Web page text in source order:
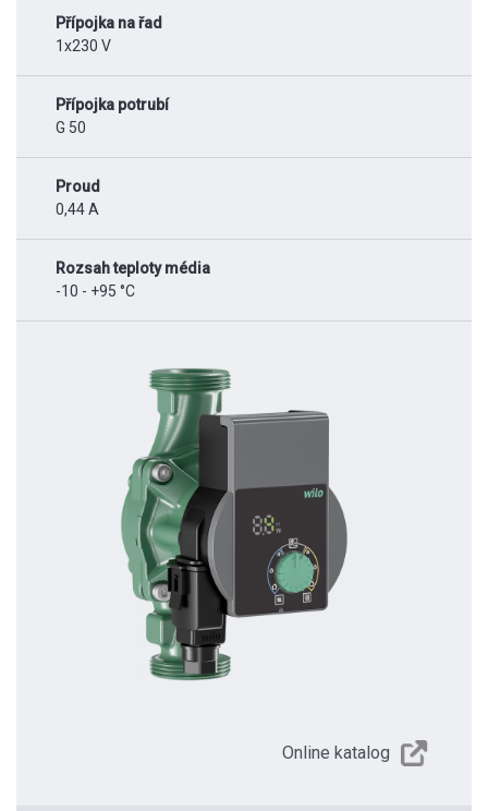
Přípojka na řad
1x230 V
Přípojka potrubí
G 50
Proud
0,44 A
Rozsah teploty média
-10 - +95 °C
Online katalog